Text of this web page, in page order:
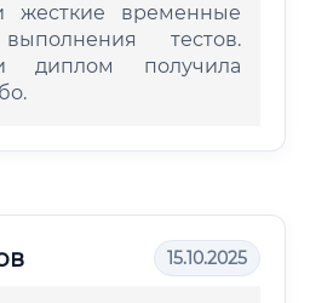
жесткие временные
тестов.
диплом получила
15.10.2025